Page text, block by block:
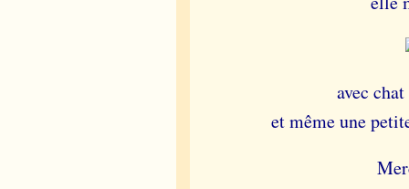
avec
et même une